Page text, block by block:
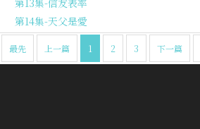
第14集-天父是愛
最先 上一篇 1 2 3 下一篇